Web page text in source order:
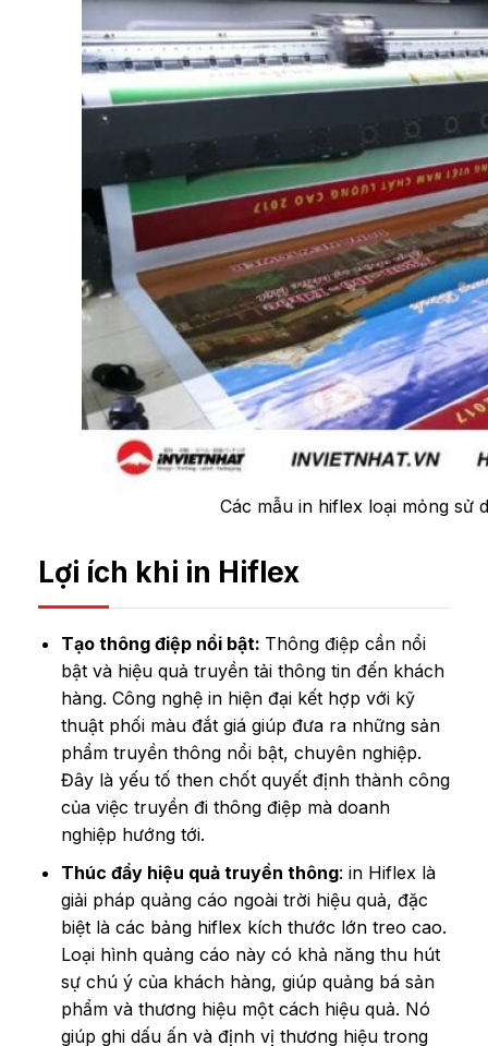
Các mẫu in hiflex loại mỏng sử
Lợi ích khi in Hiflex
Tạo thông điệp nổi bật: Thông điệp cần nổi
bật và hiệu quả truyền tải thông tin đến khách
hàng. Công nghệ in hiện đại kết hợp với kỹ
thuật phối màu đắt giá giúp đưa ra những sản
phẩm truyền thông nổi bật, chuyên nghiệp.
Đây là yếu tố then chốt quyết định thành công
của việc truyền đi thông điệp mà doanh
nghiệp hướng tới.
Thúc đẩy hiệu quả truyền thông: in Hiflex là
giải pháp quảng cáo ngoài trời hiệu quả, đặc
biệt là các bảng hiflex kích thước lớn treo cao.
Loại hình quảng cáo này có khả năng thu hút
sự chú ý của khách hàng, giúp quảng bá sản
phẩm và thương hiệu một cách hiệu quả. Nó
giúp ghi dấu ấn và định vị thương hiệu trong